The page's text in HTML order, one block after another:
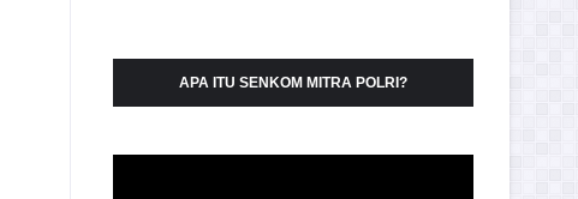
APA ITU SENKOM MITRA POLRI?